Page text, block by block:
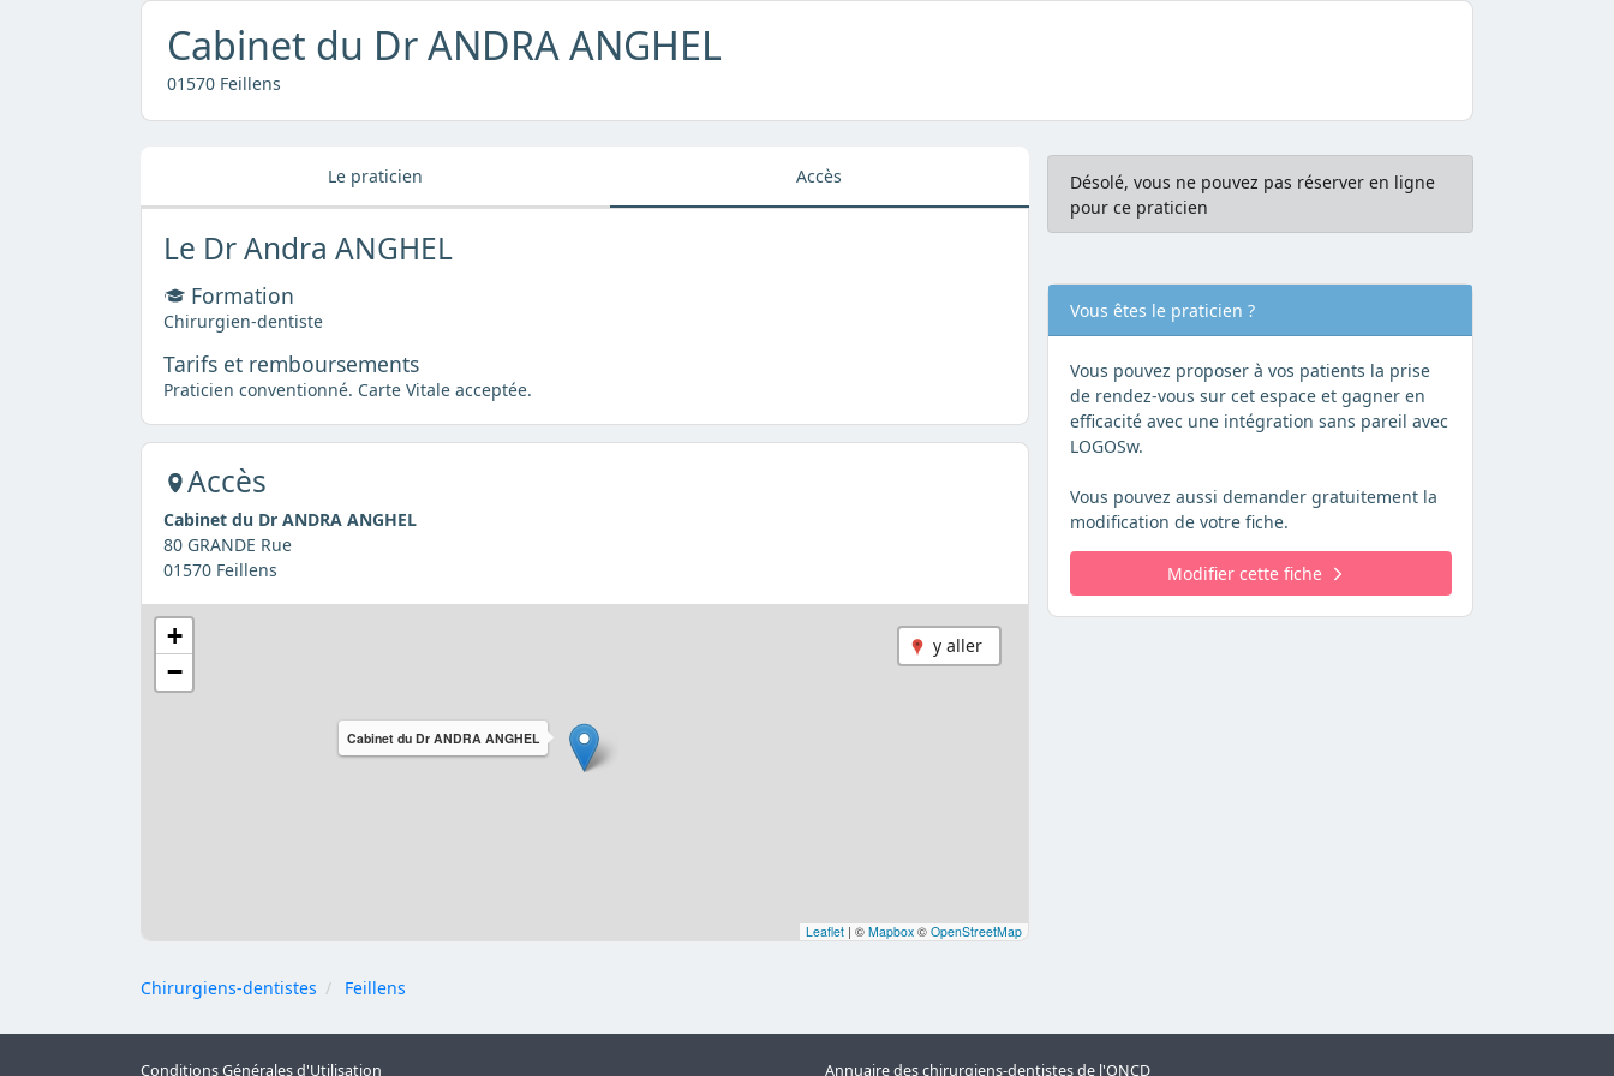
Cabinet du Dr ANDRA ANGHEL
01570 Feillens
Désolé, vous ne pouvez pas réserver en ligne
pour ce praticien
Vous êtes le praticien ?
Vous pouvez proposer à vos patients la prise
de rendez-vous sur cet espace et gagner en
efficacité avec une intégration sans pareil avec
LOGOSw.
Vous pouvez aussi demander gratuitement la
modification de votre fiche.
Modifier cette fiche
Le praticien Accès
Le Dr Andra ANGHEL
Formation
Chirurgien-dentiste
Tarifs et remboursements
Praticien conventionné. Carte Vitale acceptée.
Accès
Cabinet du Dr ANDRA ANGHEL
80 GRANDE Rue
01570 Feillens
y aller
Cabinet du Dr ANDRA ANGHEL
+
−
Leaflet | © Mapbox © OpenStreetMap
Chirurgiens-dentistes Feillens
Conditions Générales d'Utilisation Annuaire des chirurgiens-dentistes de l'ONCD